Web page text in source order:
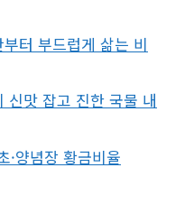
터 부드럽게 삶는 비
신맛 잡고 진한 국물 내
·양념장 황금비율